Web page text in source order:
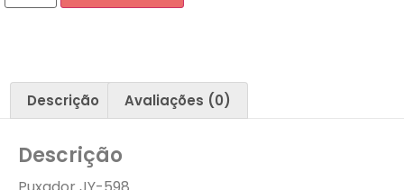
Descrição Avaliações (0)
Descrição